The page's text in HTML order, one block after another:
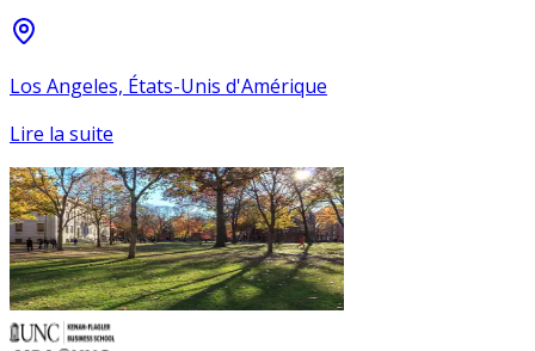
Los Angeles, États-Unis d'Amérique
Lire la suite